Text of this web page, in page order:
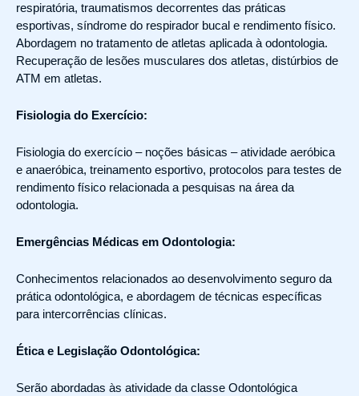
respiratória, traumatismos decorrentes das práticas
esportivas, síndrome do respirador bucal e rendimento físico.
Abordagem no tratamento de atletas aplicada à odontologia.
Recuperação de lesões musculares dos atletas, distúrbios de
ATM em atletas.
Fisiologia do Exercício:
Fisiologia do exercício – noções básicas – atividade aeróbica
e anaeróbica, treinamento esportivo, protocolos para testes de
rendimento físico relacionada a pesquisas na área da
odontologia.
Emergências Médicas em Odontologia:
Conhecimentos relacionados ao desenvolvimento seguro da
prática odontológica, e abordagem de técnicas específicas
para intercorrências clínicas.
Ética e Legislação Odontológica:
Serão abordadas às atividade da classe Odontológica